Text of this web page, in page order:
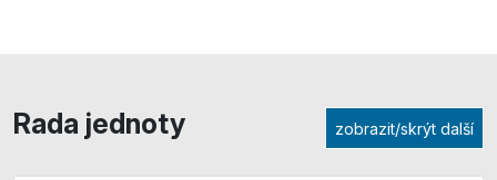
Rada jednoty zobrazit/skrýt další